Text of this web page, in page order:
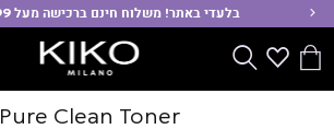
בלעדי באתר! משלוח חינם ברכישה מעל 199 ש"ח >>
הסל
Wishlistחפש
Pure Clean Toner